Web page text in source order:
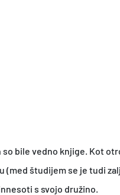
bile vedno knjige. Kot
(med študijem se je tudi
s svojo družino.